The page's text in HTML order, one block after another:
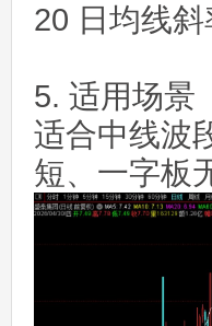
20 日均线
5. 适用场景
适合中线波
短、一字板